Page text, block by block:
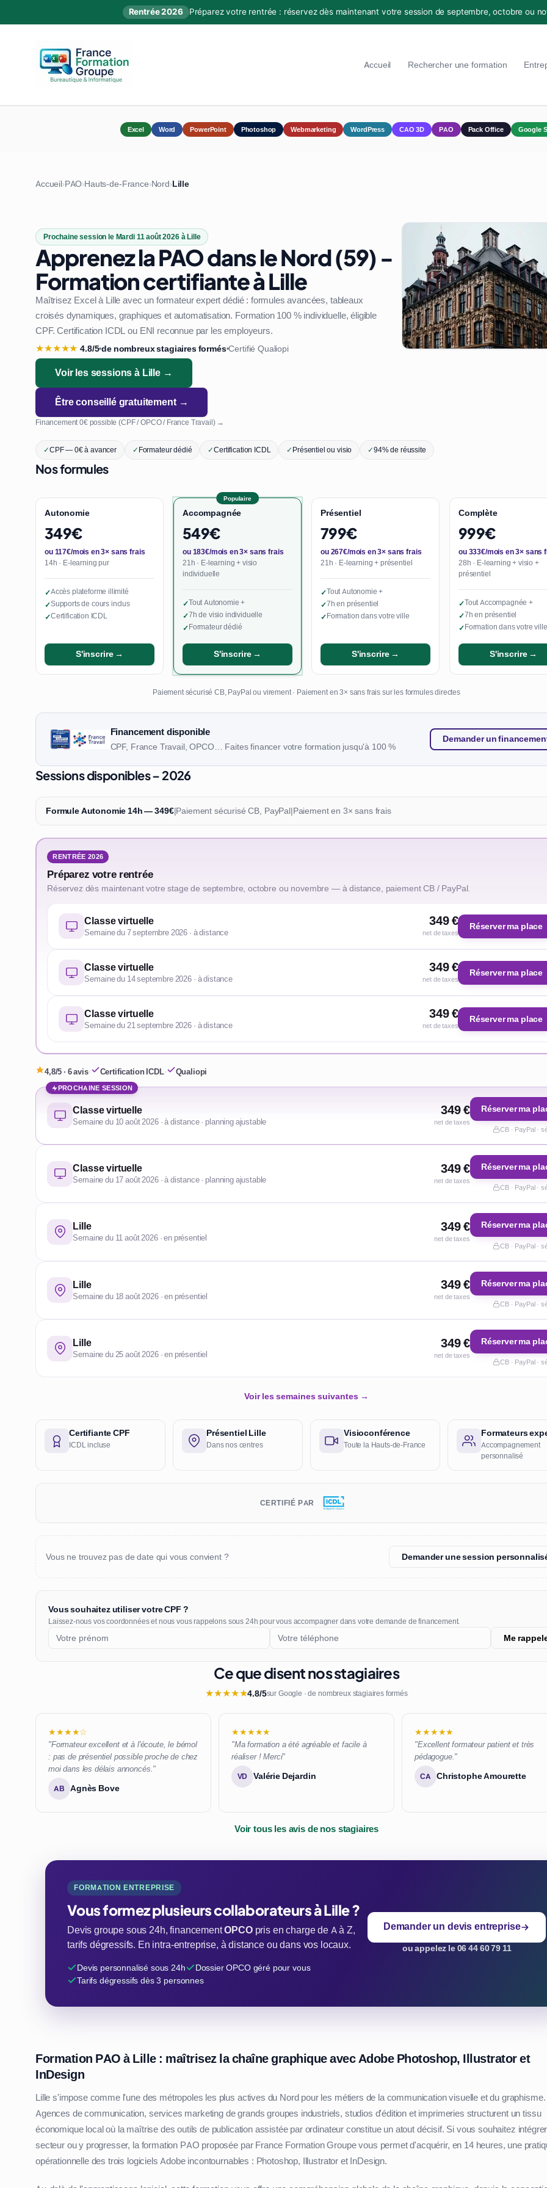
Rentrée 2026 Préparez votre rentrée : réservez dès maintenant votre session de septembre, octobre ou
Accueil Rechercher une formation
Excel Word PowerPoint Photoshop Webmarketing WordPress CAO 3D PAO Pack Office Google
Accueil›PAO›Hauts-de-France›Nord›Lille
Prochaine session le Mardi 11 août 2026 à Lille
Apprenez la PAO dans le Nord (59) -
Formation certifiante à Lille
Maîtrisez Excel à Lille avec un formateur expert dédié : formules avancées, tableaux
croisés dynamiques, graphiques et automatisation. Formation 100 % individuelle, éligible
CPF. Certification ICDL ou ENI reconnue par les employeurs.
★★★★★ 4.8/5•de nombreux stagiaires formés•Certifié Qualiopi
Voir les sessions à Lille →
Être conseillé gratuitement →
Financement 0€ possible (CPF / OPCO / France Travail) →
✓CPF — 0€ à avancer ✓Formateur dédié ✓Certification ICDL ✓Présentiel ou visio ✓94% de réussite
Nos formules
Autonomie
349€
ou 117€/mois en 3× sans frais
14h · E-learning pur
✓Accès plateforme illimité
✓Supports de cours inclus
✓Certification ICDL
S'inscrire →
Populaire
Accompagnée
549€
ou 183€/mois en 3× sans frais
21h · E-learning + visio
individuelle
✓Tout Autonomie +
✓7h de visio individuelle
✓Formateur dédié
S'inscrire →
Présentiel
799€
ou 267€/mois en 3× sans frais
21h · E-learning + présentiel
✓Tout Autonomie +
✓7h en présentiel
✓Formation dans votre ville
S'inscrire →
Complète
999€
ou 333€/mois en 3× sans
28h · E-learning + visio +
présentiel
✓Tout Accompagnée +
✓7h en présentiel
✓Formation dans votre ville
S'inscrire →
Paiement sécurisé CB, PayPal ou virement · Paiement en 3× sans frais sur les formules directes
Financement disponible
CPF, France Travail, OPCO… Faites financer votre formation jusqu'à 100 %
Demander un
Sessions disponibles – 2026
Formule Autonomie 14h — 349€|Paiement sécurisé CB, PayPal|Paiement en 3× sans frais
RENTRÉE 2026
Préparez votre rentrée
Réservez dès maintenant votre stage de septembre, octobre ou novembre — à distance, paiement CB / PayPal.
Classe virtuelle
Semaine du 7 septembre 2026 · à distance
349 €
net de taxes
Réserver ma place
Classe virtuelle
Semaine du 14 septembre 2026 · à distance
349 €
net de taxes
Réserver ma place
Classe virtuelle
Semaine du 21 septembre 2026 · à distance
349 €
net de taxes
Réserver ma place
4,8/5 · 6 avis· Certification ICDL· Qualiopi
PROCHAINE SESSION
Classe virtuelle
Semaine du 10 août 2026 · à distance · planning ajustable
349 €
net de taxes
Réserver ma
CB · PayPal ·
Classe virtuelle
Semaine du 17 août 2026 · à distance · planning ajustable
349 €
net de taxes
Réserver ma
CB · PayPal ·
Lille
Semaine du 11 août 2026 · en présentiel
349 €
net de taxes
Réserver ma
CB · PayPal ·
Lille
Semaine du 18 août 2026 · en présentiel
349 €
net de taxes
Réserver ma
CB · PayPal ·
Lille
Semaine du 25 août 2026 · en présentiel
349 €
net de taxes
Réserver ma
CB · PayPal ·
Voir les semaines suivantes →
Certifiante CPF
ICDL incluse
Présentiel Lille
Dans nos centres
Visioconférence
Toute la Hauts-de-France
Formateurs
Accompagnement
personnalisé
CERTIFIÉ PAR
Vous ne trouvez pas de date qui vous convient ? Demander une session
Vous souhaitez utiliser votre CPF ?
Laissez-nous vos coordonnées et nous vous rappelons sous 24h pour vous accompagner dans votre demande de financement.
Me
Ce que disent nos stagiaires
★★★★★4.8/5sur Google · de nombreux stagiaires formés
★★★★☆
"Formateur excellent et à l'écoute, le bémol
: pas de présentiel possible proche de chez
moi dans les délais annoncés."
AB Agnès Bove
★★★★★
"Ma formation a été agréable et facile à
réaliser ! Merci"
VD Valérie Dejardin
★★★★★
"Excellent formateur patient et très
pédagogue."
CA Christophe Amourette
Voir tous les avis de nos stagiaires
FORMATION ENTREPRISE
Vous formez plusieurs collaborateurs à Lille ?
Devis groupe sous 24h, financementOPCOpris en charge de A à Z,
tarifs dégressifs. En intra-entreprise, à distance ou dans vos locaux.
Devis personnalisé sous 24h
Dossier OPCO géré pour vous
Tarifs dégressifs dès 3 personnes
Demander un devis entreprise
ou appelez le 06 44 60 79 11
Formation PAO à Lille : maîtrisez la chaîne graphique avec Adobe Photoshop, Illustrator et
InDesign
Lille s'impose comme l'une des métropoles les plus actives du Nord pour les métiers de la communication visuelle et du graphisme.
Agences de communication, services marketing de grands groupes industriels, studios d'édition et imprimeries structurent un tissu
économique local où la maîtrise des outils de publication assistée par ordinateur constitue un atout décisif. Si vous souhaitez
secteur ou y progresser, la formation PAO proposée par France Formation Groupe vous permet d'acquérir, en 14 heures, une
opérationnelle des trois logiciels Adobe incontournables : Photoshop, Illustrator et InDesign.